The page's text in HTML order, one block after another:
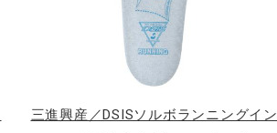
三進興産／DSISソルボランニングイン